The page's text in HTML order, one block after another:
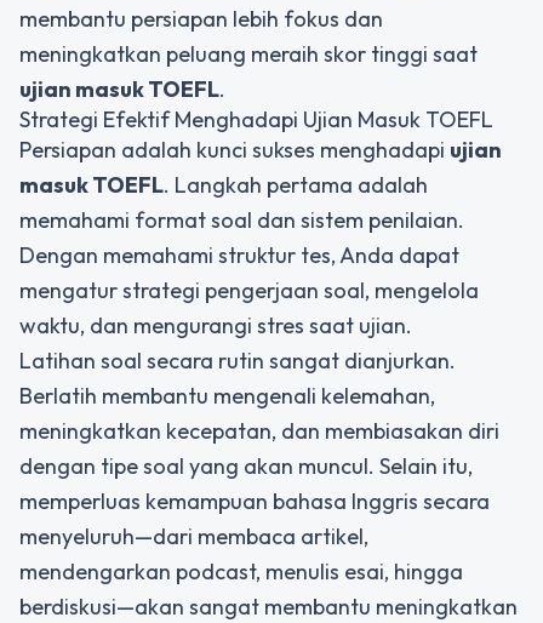
membantu persiapan lebih fokus dan
meningkatkan peluang meraih skor tinggi saat
ujian masuk TOEFL.
Strategi Efektif Menghadapi Ujian Masuk TOEFL
Persiapan adalah kunci sukses menghadapi ujian
masuk TOEFL. Langkah pertama adalah
memahami format soal dan sistem penilaian.
Dengan memahami struktur tes, Anda dapat
mengatur strategi pengerjaan soal, mengelola
waktu, dan mengurangi stres saat ujian.
Latihan soal secara rutin sangat dianjurkan.
Berlatih membantu mengenali kelemahan,
meningkatkan kecepatan, dan membiasakan diri
dengan tipe soal yang akan muncul. Selain itu,
memperluas kemampuan bahasa Inggris secara
menyeluruh—dari membaca artikel,
mendengarkan podcast, menulis esai, hingga
berdiskusi—akan sangat membantu meningkatkan